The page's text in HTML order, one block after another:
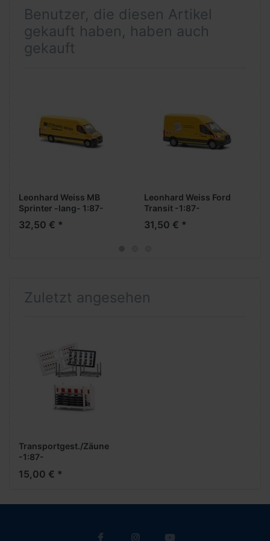
Benutzer, die diesen Artikel
gekauft haben, haben auch
gekauft
Leonhard Weiss MB
Sprinter -lang- 1:87-
32,50 € *
Leonhard Weiss Ford
Transit -1:87-
31,50 € *
Zuletzt angesehen
Transportgest./Zäune
-1:87-
15,00 € *